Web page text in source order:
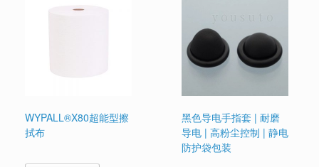
WYPALL®X80超能型擦
拭布
黑色导电手指套 | 耐磨
导电 | 高粉尘控制 | 静电
防护袋包装